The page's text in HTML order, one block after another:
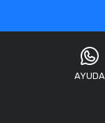
AYUDA